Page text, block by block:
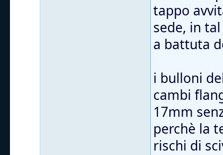
tappo
sede, in
a battuta
i bulloni
cambi
17mm
perchè la
rischi di